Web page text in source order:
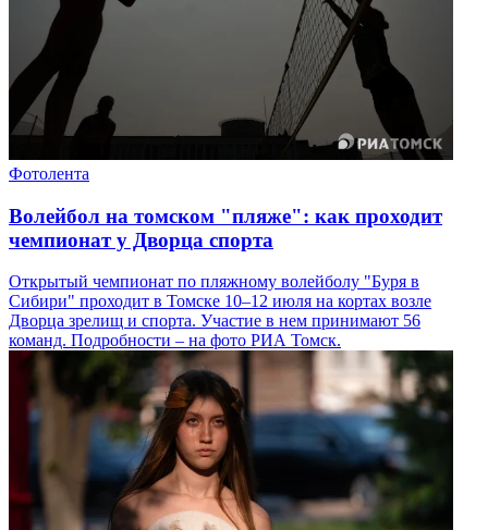
Фотолента
Волейбол на томском "пляже": как проходит
чемпионат у Дворца спорта
Открытый чемпионат по пляжному волейболу "Буря в
Сибири" проходит в Томске 10–12 июля на кортах возле
Дворца зрелищ и спорта. Участие в нем принимают 56
команд. Подробности – на фото РИА Томск.